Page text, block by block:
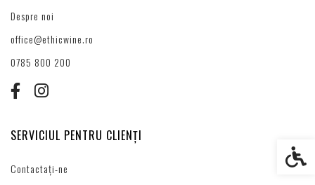
Despre noi
office@ethicwine.ro
0785 800 200
SERVICIUL PENTRU CLIENȚI
Contactați-ne
Setări